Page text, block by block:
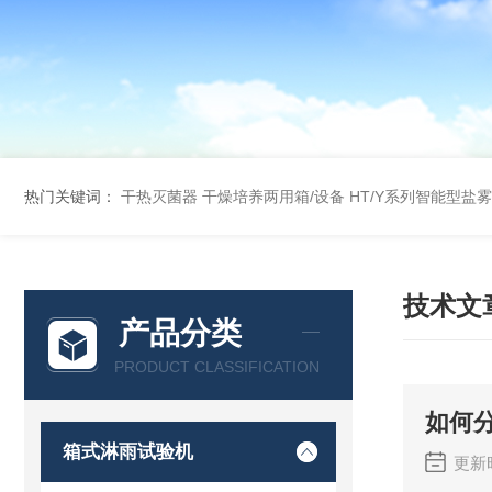
热门关键词： 干热灭菌器 干燥培养两用箱/设备 HT/Y系列智能型盐
产品分类
PRODUCT CLASSIFICATION
箱式淋雨试验机
技术文
如何
更